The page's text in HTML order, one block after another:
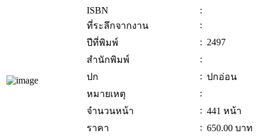
ISBN
:
ที่ระลึกจากงาน
:
ปีที่พิมพ์
: 2497
สำนักพิมพ์
:
ปก
: ปกอ่อน
หมายเหตุ
:
จำนวนหน้า
: 441 หน้า
ราคา
: 650.00 บาท